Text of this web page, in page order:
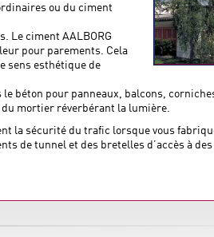
ou du ciment
Le ciment AALBORG
pour parements. Cela
sens esthétique de
béton pour panneaux, balcons,
mortier réverbérant la lumière.
la sécurité du trafic lorsque vous
de tunnel et des bretelles d’accès à des